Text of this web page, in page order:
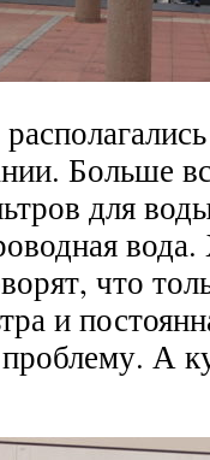
Больше
для
что
и
А